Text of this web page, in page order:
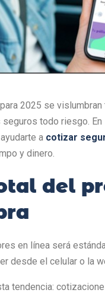
2025 se
todo riesgo. En
a cotizar
y dinero.
del
en línea será
desde el celular o la
tendencia: